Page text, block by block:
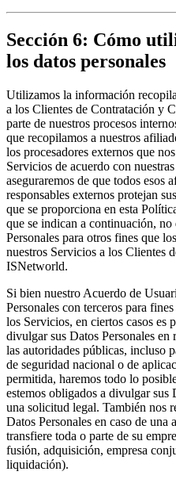
Sección 6: Cómo
los datos personales
Utilizamos la información
a los Clientes de Contratación y
parte de nuestros procesos
que recopilamos a nuestros
los procesadores externos que
Servicios de acuerdo con
aseguraremos de que todos esos
responsables externos protejan
que se proporciona en esta
que se indican a continuación,
Personales para otros fines que
nuestros Servicios a los Clientes
ISNetworld.
Si bien nuestro Acuerdo de
Personales con terceros para
los Servicios, en ciertos casos es
divulgar sus Datos Personales en
las autoridades públicas, incluso
de seguridad nacional o de
permitida, haremos todo lo
estemos obligados a divulgar sus
una solicitud legal. También nos
Datos Personales en caso de
transfiere toda o parte de su
fusión, adquisición, empresa
liquidación).